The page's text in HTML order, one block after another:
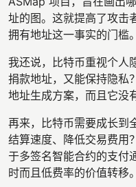
址的图。这就提高了攻击
拥有地址这一事实的门槛。
我还说，比特币重视个人
捐款地址，又能保持隐私
地址生成方案，而且它没
再来，比特币需要成长到
结算速度、降低交易费用
于多签名智能合约的支付
时而且低费率的价值转移。